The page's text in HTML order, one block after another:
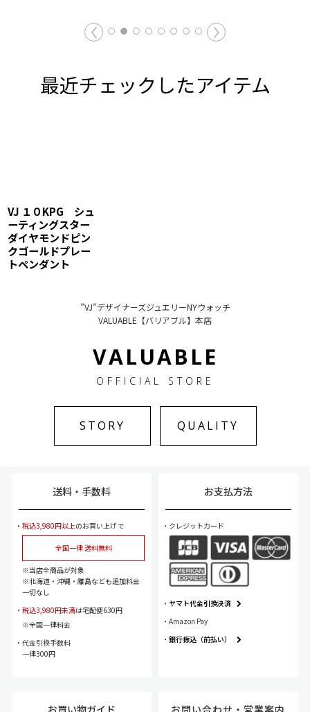
最近チェックしたアイテム
VJ １０KPG シュ
ーティングスター
ダイヤモンドピン
クゴールドプレー
トペンダント
”VJ”デザイナーズジュエリーNYウォッチ
VALUABLE【バリアブル】本店
VALUABLE
OFFICIAL STORE
STORY QUALITY
送料・手数料
税込3,980円以上のお買い上げで
全国一律 送料無料
当店全商品が対象
北海道・沖縄・離島なども追加料金
一切なし
税込3,980円未満は宅配便630円
全国一律料金
代金引換手数料
一律300円
お支払方法
クレジットカード
ヤマト代金引換決済
Amazon Pay
銀行振込（前払い）
お買い物ガイド お問い合わせ・ 営業案内